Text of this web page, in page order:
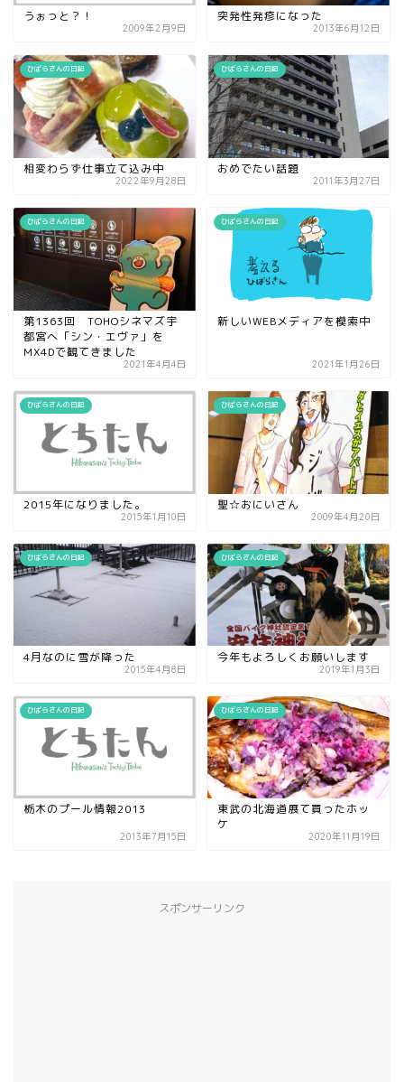
うぉっと？！
2009年2月9日
突発性発疹になった
2013年6月12日
ひばらさんの日記
相変わらず仕事立て込み中
2022年9月28日
ひばらさんの日記
おめでたい話題
2011年3月27日
ひばらさんの日記
第1363回 TOHOシネマズ宇
都宮へ「シン・エヴァ」を
MX4Dで観てきました
2021年4月4日
ひばらさんの日記
新しいWEBメディアを模索中
2021年1月26日
ひばらさんの日記
2015年になりました。
2015年1月10日
ひばらさんの日記
聖☆おにいさん
2009年4月20日
ひばらさんの日記
4月なのに雪が降った
2015年4月8日
ひばらさんの日記
今年もよろしくお願いします
2019年1月3日
ひばらさんの日記
栃木のプール情報2013
2013年7月15日
ひばらさんの日記
東武の北海道展て買ったホッ
ケ
2020年11月19日
スポンサーリンク